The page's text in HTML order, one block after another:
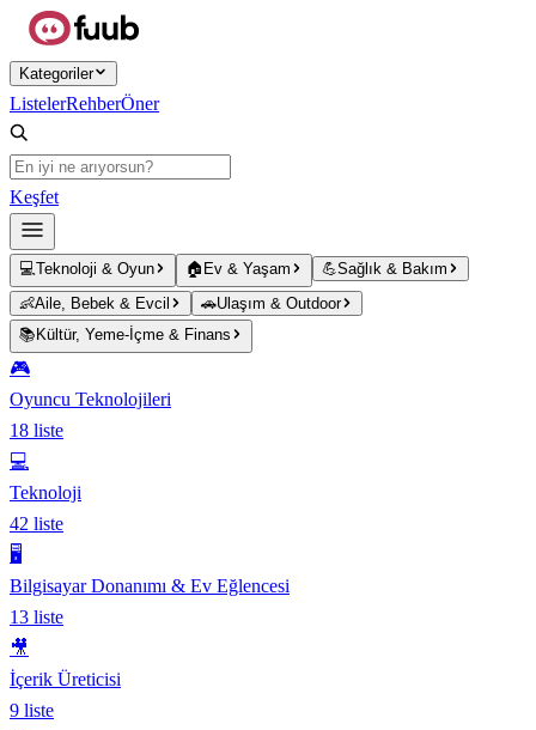
Ana içeriğe atla
Kategoriler
ListelerRehberÖner
Keşfet
💻Teknoloji & Oyun 🏠 Ev & Yaşam 💪Sağlık & Bakım
👶Aile, Bebek & Evcil 🚗Ulaşım & Outdoor
📚 Kültür, Yeme-İçme & Finans
🎮
Oyuncu Teknolojileri
18 liste
💻
Teknoloji
42 liste
🖥️
Bilgisayar Donanımı & Ev Eğlencesi
13 liste
🎥
İçerik Üreticisi
9 liste